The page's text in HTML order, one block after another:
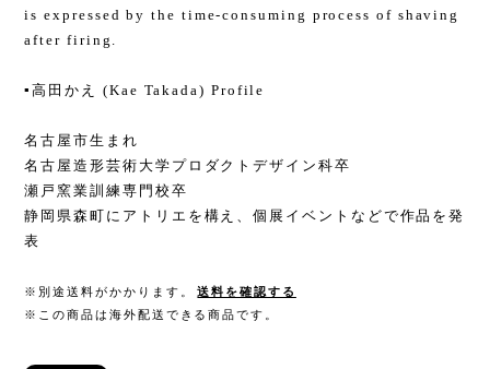
is expressed by the time-consuming process of shaving
after firing.
▪️高田かえ (Kae Takada) Profile
名古屋市生まれ
名古屋造形芸術大学プロダクトデザイン科卒
瀬戸窯業訓練専門校卒
静岡県森町にアトリエを構え、個展イベントなどで作品を発
表
※別途送料がかかります。
送料を確認する
※この商品は海外配送できる商品です。